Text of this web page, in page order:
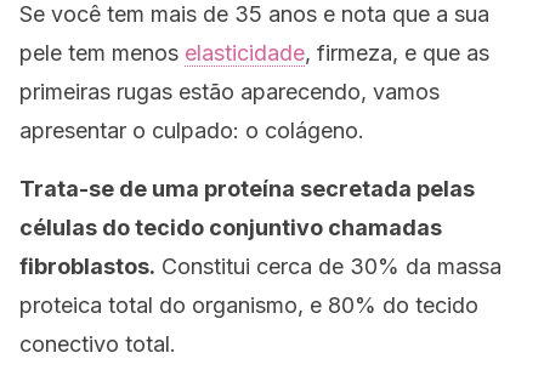
Se você tem mais de 35 anos e nota que a sua
pele tem menos elasticidade, firmeza, e que as
primeiras rugas estão aparecendo, vamos
apresentar o culpado: o colágeno.
Trata-se de uma proteína secretada pelas
células do tecido conjuntivo chamadas
fibroblastos. Constitui cerca de 30% da massa
proteica total do organismo, e 80% do tecido
conectivo total.